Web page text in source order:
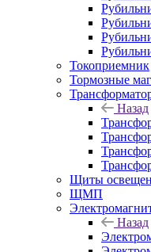
Токоприемник
Тормозные
Назад
Щиты
ЩМП
Назад